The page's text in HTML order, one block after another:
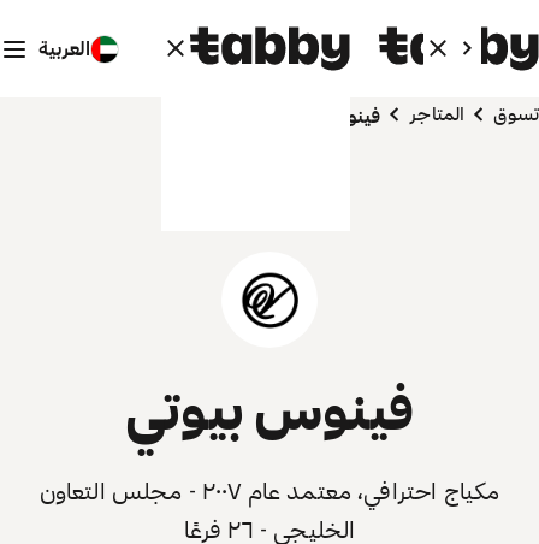
العربية
تسوق المتاجر فينوس بيوتي
فينوس بيوتي
مكياج احترافي، معتمد عام ٢٠٠٧ - مجلس التعاون
الخليجي - ٢٦ فرعًا